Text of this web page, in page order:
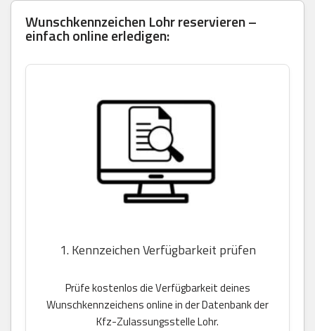
Wunschkennzeichen Lohr reservieren –
einfach online erledigen:
1. Kennzeichen Verfügbarkeit prüfen
Prüfe kostenlos die Verfügbarkeit deines
Wunschkennzeichens online in der Datenbank der
Kfz-Zulassungsstelle Lohr.